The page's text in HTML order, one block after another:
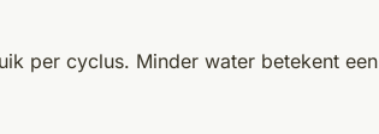
per cyclus. Minder water betekent een